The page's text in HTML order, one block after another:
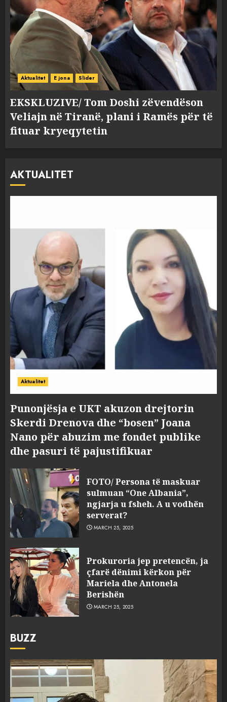
Aktualitet E jona Slider
EKSKLUZIVE/ Tom Doshi zëvendëson
Veliajn në Tiranë, plani i Ramës për të
fituar kryeqytetin
AKTUALITET
Aktualitet
Punonjësja e UKT akuzon drejtorin
Skerdi Drenova dhe “bosen” Joana
Nano për abuzim me fondet publike
dhe pasuri të pajustifikuar
FOTO/ Persona të maskuar
sulmuan “One Albania”,
ngjarja u fsheh. A u vodhën
serverat?
MARCH 25, 2025
Prokuroria jep pretencën, ja
çfarë dënimi kërkon për
Mariela dhe Antonela
Berishën
MARCH 25, 2025
BUZZ